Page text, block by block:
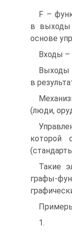
F –
в выходы
основе
Входы –
Выходы
в
(люди,
которой
Такие
графы-
1.